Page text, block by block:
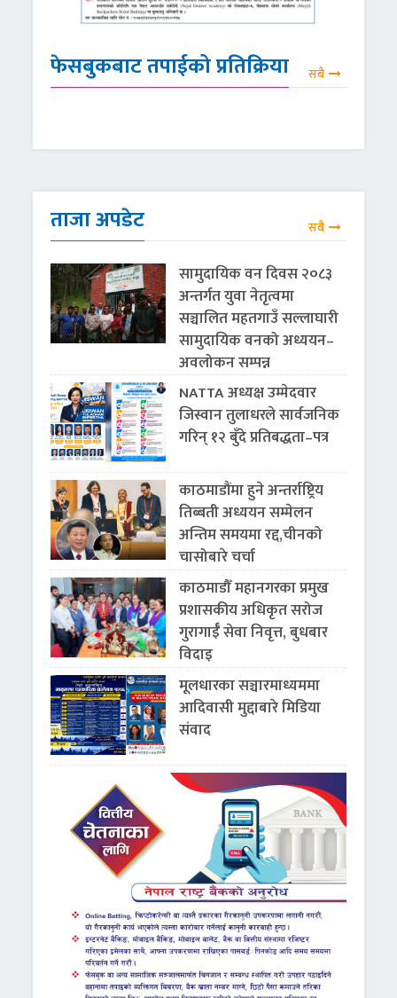
फेसबुकबाट तपाईको प्रतिक्रिया सबै
ताजा अपडेट सबै
सामुदायिक वन दिवस २०८३
अन्तर्गत युवा नेतृत्वमा
सञ्चालित महतगाउँ सल्लाघारी
सामुदायिक वनको अध्ययन–
अवलोकन सम्पन्न
NATTA अध्यक्ष उम्मेदवार
जिस्वान तुलाधरले सार्वजनिक
गरिन् १२ बुँदे प्रतिबद्धता–पत्र
काठमाडौंमा हुने अन्तर्राष्ट्रिय
तिब्बती अध्ययन सम्मेलन
अन्तिम समयमा रद्द,चीनको
चासोबारे चर्चा
काठमाडौँ महानगरका प्रमुख
प्रशासकीय अधिकृत सरोज
गुरागाईँ सेवा निवृत्त, बुधबार
विदाइ
मूलधारका सञ्चारमाध्यममा
आदिवासी मुद्दाबारे मिडिया
संवाद